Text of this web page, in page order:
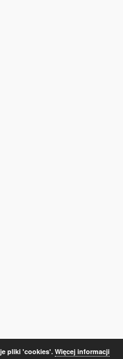
pliki 'cookies'. Więcej informacji